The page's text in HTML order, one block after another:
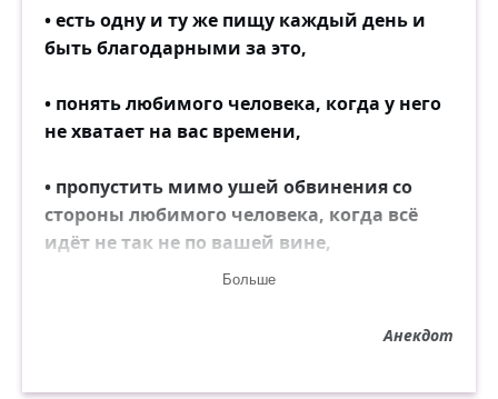
• есть одну и ту же пищу каждый день и
быть благодарными за это,
• понять любимого человека, когда у него
не хватает на вас времени,
• пропустить мимо ушей обвинения со
стороны любимого человека, когда всё
идёт не так не по вашей вине,
Больше
Анекдот